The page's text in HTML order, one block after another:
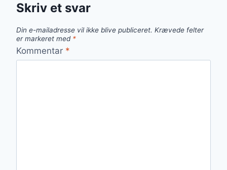
Skriv et svar
Din e-mailadresse vil ikke blive publiceret. Krævede felter
er markeret med *
Kommentar *